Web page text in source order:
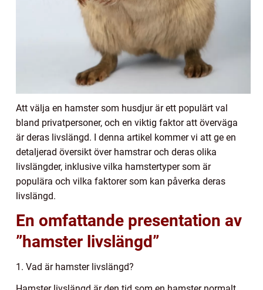
Att välja en hamster som husdjur är ett populärt val
bland privatpersoner, och en viktig faktor att överväga
är deras livslängd. I denna artikel kommer vi att ge en
detaljerad översikt över hamstrar och deras olika
livslängder, inklusive vilka hamstertyper som är
populära och vilka faktorer som kan påverka deras
livslängd.
En omfattande presentation av
”hamster livslängd”
1. Vad är hamster livslängd?